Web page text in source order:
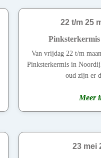
22 t/m 25
Van vrijdag 22 t/m
Pinksterkermis in
oud zijn er
Meer
23 mei